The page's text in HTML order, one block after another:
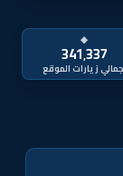
◆
341٬337